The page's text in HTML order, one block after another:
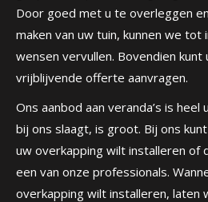
Door goed met u te overleggen
maken van uw tuin, kunnen we
wensen vervullen. Bovendien
vrijblijvende offerte aanvragen.
Ons aanbod aan veranda’s is
bij ons slaagt, is groot. Bij ons
uw overkapping wilt installeren of
een van onze professionals.
overkapping wilt installeren, laten